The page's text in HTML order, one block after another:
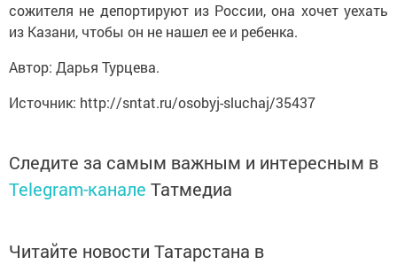
сожителя не депортируют из России, она хочет уехать
из Казани, чтобы он не нашел ее и ребенка.
Автор: Дарья Турцева.
Источник: http://sntat.ru/osobyj-sluchaj/35437
Следите за самым важным и интересным в
Telegram-канале Татмедиа
Читайте новости Татарстана в